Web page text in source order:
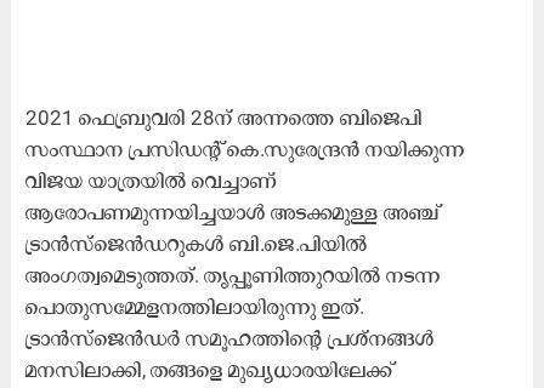
2021 ഫെബ്രുവരി 28ന് അന്നത്തെ ബിജെപി
സംസ്ഥാന പ്രസിഡന്റ് കെ.സുരേന്ദ്രൻ നയിക്കുന്ന
വിജയ യാത്രയിൽ വെച്ചാണ്
ആരോപണമുന്നയിച്ചയാൾ അടക്കമുള്ള അഞ്ച്
ട്രാൻസ്‌ജെൻഡറുകൾ ബി.ജെ.പിയിൽ
അംഗത്വമെടുത്തത്. തൃപ്പൂണിത്തുറയിൽ നടന്ന
പൊതുസമ്മേളനത്തിലായിരുന്നു ഇത്.
ട്രാൻസ്‌ജെൻഡർ സമൂഹത്തിന്റെ പ്രശ്നങ്ങൾ
മനസിലാക്കി, തങ്ങളെ മുഖ്യധാരയിലേക്ക്